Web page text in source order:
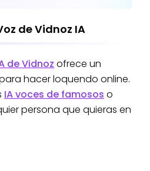
de Vidnoz IA
de Vidnoz ofrece un
hacer loquendo online.
IA voces de famosos o
persona que quieras en